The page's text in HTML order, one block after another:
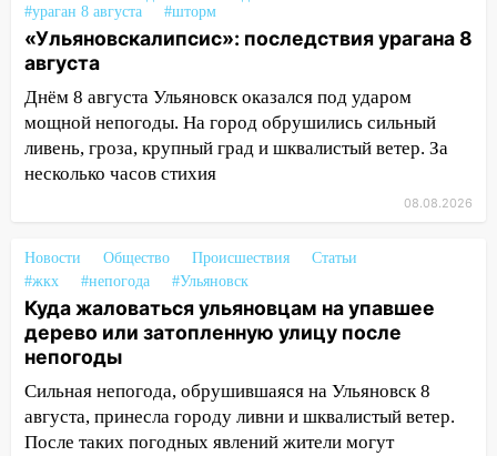
время»
16:17 Мелекесский район первым в
Ульяновской области намолотил более
100 тысяч тонн зерна
15:17
В колледжи и техникумы
Ульяновской области подали более 10
после шторма: поваленные деревья и
затопленные улицы
14:28 Ураган вырвал остановку на улице
Деева в Заволжье
14:26 Жители Ульяновска сами
пытаются расчистить ливнёвки, не
дождавшись коммунальщиков
#ураган 8 августа
#шторм
«Ульяновскалипсис»: последствия урагана 8
августа
Днём 8 августа Ульяновск оказался под ударом
мощной непогоды. На город обрушились сильный
ливень, гроза, крупный град и шквалистый ветер. За
несколько часов стихия
08.08.2026
Новости Общество Происшествия
Статьи
#жкх
#непогода #Ульяновск
Куда жаловаться ульяновцам на упавшее
дерево или затопленную улицу после
непогоды
Сильная непогода, обрушившаяся на Ульяновск 8
августа, принесла городу ливни и шквалистый ветер.
После таких погодных явлений жители могут